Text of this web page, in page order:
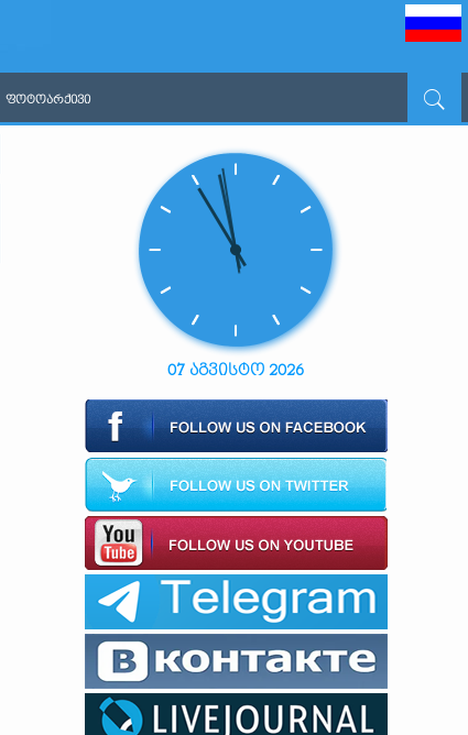
ᲤᲝᲢᲝᲐᲠᲥᲘᲕᲘ
07 აგვისტო 2026